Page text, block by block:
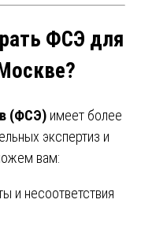
ФСЭ для
(ФСЭ) имеет более
экспертиз и
вам:
и несоответствия